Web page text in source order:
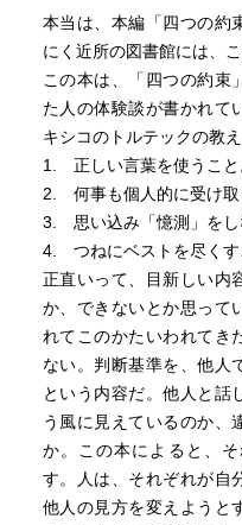
本当は、本編「四つの約
にく近所の図書館には、
この本は、「四つの約束
た人の体験談が書かれて
キシコのトルテックの教
1. 正しい言葉を使うこと
2. 何事も個人的に受け取
3. 思い込み「憶測」をし
4. つねにベストを尽くす
正直いって、目新しい内
か、できないとか思って
れてこのかたいわれてき
ない。判断基準を、他人
という内容だ。他人と話
う風に見えているのか、
か。この本によると、
す。人は、それぞれが自
他人の見方を変えようと